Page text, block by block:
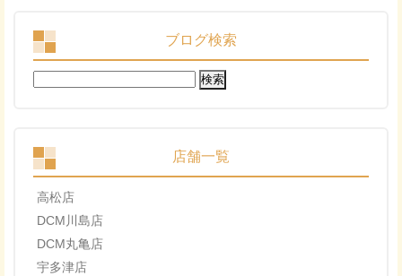
ブログ検索
検
索:
店舗一覧
高松店
DCM川島店
DCM丸亀店
宇多津店